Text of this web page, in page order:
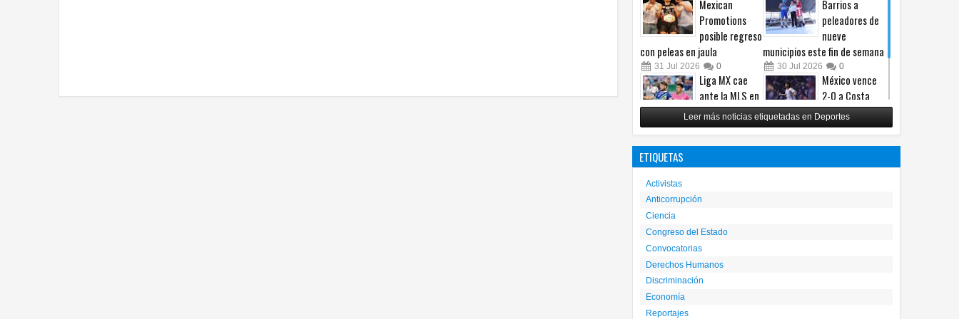
Mexican
Promotions
posible regreso
con peleas en jaula
31 Jul 2026 0
Barrios a
peleadores de
nueve
municipios este fin de semana
30 Jul 2026 0
Liga MX cae
ante la MLS en
un intenso
Juego de
Estrellas
29 Jul 2026
México vence
2-0 a Costa
Rica y avanza a
cuartos del
Premundial Sub-20
Leer más noticias etiquetadas en Deportes
ETIQUETAS
Activistas
Anticorrupción
Ciencia
Congreso del Estado
Convocatorias
Derechos Humanos
Discriminación
Economía
Reportajes